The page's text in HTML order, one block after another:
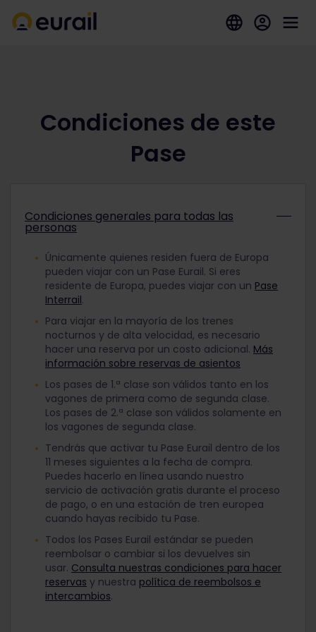
Condiciones de este
Pase
Condiciones generales para todas las
personas
Únicamente quienes residen fuera de Europa
pueden viajar con un Pase Eurail. Si eres
residente de Europa, puedes viajar con un Pase
Interrail.
Para viajar en la mayoría de los trenes
nocturnos y de alta velocidad, es necesario
hacer una reserva por un costo adicional. Más
información sobre reservas de asientos
Los pases de 1.ª clase son válidos tanto en los
vagones de primera como de segunda clase.
Los pases de 2.ª clase son válidos solamente en
los vagones de segunda clase.
Tendrás que activar tu Pase Eurail dentro de los
11 meses siguientes a la fecha de compra.
Puedes hacerlo en línea usando nuestro
servicio de activación gratis durante el proceso
de pago, o en una estación de tren europea
cuando hayas recibido tu Pase.
Todos los Pases Eurail estándar se pueden
reembolsar o cambiar si los devuelves sin
usar. Consulta nuestras condiciones para hacer
reservas y nuestra política de reembolsos e
intercambios.